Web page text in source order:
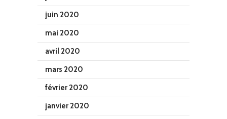
juin 2020
mai 2020
avril 2020
mars 2020
février 2020
janvier 2020